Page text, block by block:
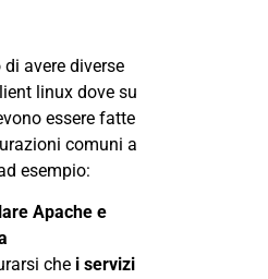
avere diverse
linux dove su
essere fatte
comuni a
esempio:
Apache e
che i servizi